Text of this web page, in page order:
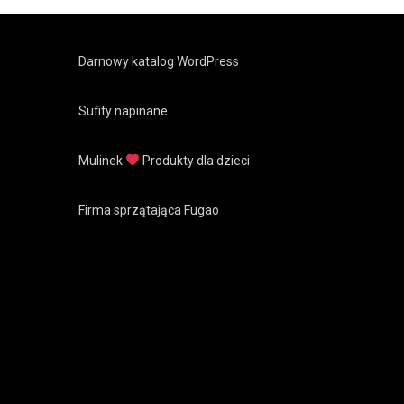
Darnowy katalog WordPress
Sufity napinane
Mulinek Produkty dla dzieci
Firma sprzątająca Fugao